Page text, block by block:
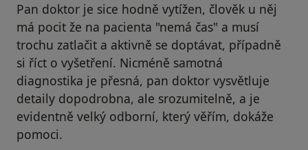
Pan doktor je sice hodně vytížen, člověk u něj
má pocit že na pacienta "nemá čas" a musí
trochu zatlačit a aktivně se doptávat, případně
si říct o vyšetření. Nicméně samotná
diagnostika je přesná, pan doktor vysvětluje
detaily dopodrobna, ale srozumitelně, a je
evidentně velký odborní, který věřím, dokáže
pomoci.